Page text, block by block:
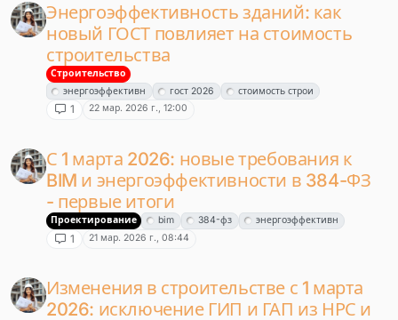
Энергоэффективность зданий: как
новый ГОСТ повлияет на стоимость
строительства
Строительство
энергоэффективн
гост 2026 стоимость строи
1 22 мар. 2026 г., 12:00
С 1 марта 2026: новые требования к
BIM и энергоэффективности в 384-ФЗ
- первые итоги
Проектирование bim 384-фз энергоэффективн
1 21 мар. 2026 г., 08:44
Изменения в строительстве с 1 марта
2026: исключение ГИП и ГАП из НРС и